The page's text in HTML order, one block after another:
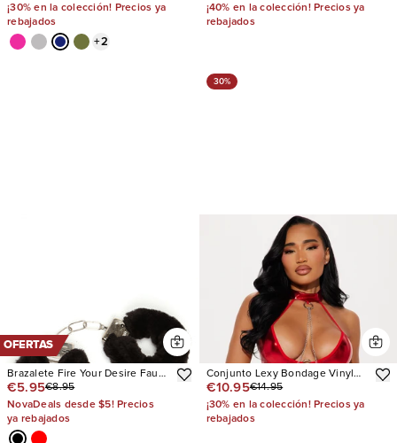
¡30% en la colección! Precios ya
rebajados
+2
¡40% en la colección! Precios ya
rebajados
OFERTAS
Brazalete Fire Your Desire Faux
Fur Hands
€5.95€8.95
NovaDeals desde $5! Precios
ya rebajados
30%
Conjunto Lexy Bondage Vinyl
Cuff & Teddy
€10.95€14.95
¡30% en la colección! Precios ya
rebajados